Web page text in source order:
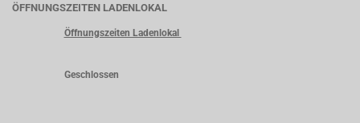
ÖFFNUNGSZEITEN LADENLOKAL
Öffnungszeiten Ladenlokal
Geschlossen